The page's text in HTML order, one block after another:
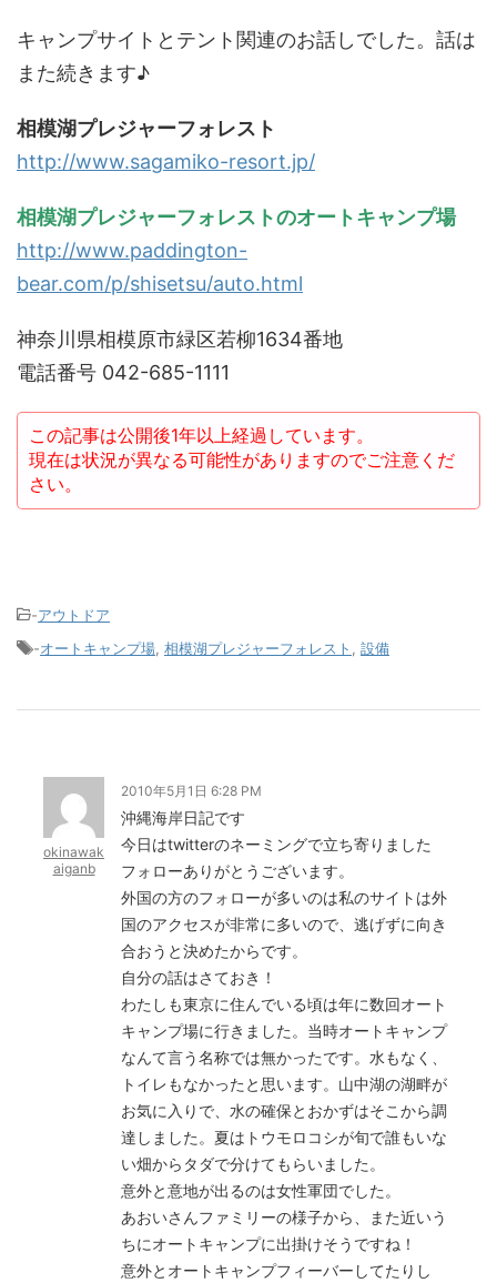
キャンプサイトとテント関連のお話しでした。話は
また続きます♪
相模湖プレジャーフォレスト
http://www.sagamiko-resort.jp/
相模湖プレジャーフォレストのオートキャンプ場
http://www.paddington-
bear.com/p/shisetsu/auto.html
神奈川県相模原市緑区若柳1634番地
電話番号 042-685-1111
この記事は公開後1年以上経過しています。
現在は状況が異なる可能性がありますのでご注意くだ
さい。
-アウトドア
-オートキャンプ場 相模湖プレジャーフォレスト 設備
okinawak
aiganb
2010年5月1日 6:28 PM
沖縄海岸日記です
今日はtwitterのネーミングで立ち寄りました
フォローありがとうございます。
外国の方のフォローが多いのは私のサイトは外
国のアクセスが非常に多いので、逃げずに向き
合おうと決めたからです。
自分の話はさておき！
わたしも東京に住んでいる頃は年に数回オート
キャンプ場に行きました。当時オートキャンプ
なんて言う名称では無かったです。水もなく、
トイレもなかったと思います。山中湖の湖畔が
お気に入りで、水の確保とおかずはそこから調
達しました。夏はトウモロコシが旬で誰もいな
い畑からタダで分けてもらいました。
意外と意地が出るのは女性軍団でした。
あおいさんファミリーの様子から、また近いう
ちにオートキャンプに出掛けそうですね！
意外とオートキャンプフィーバーしてたりし